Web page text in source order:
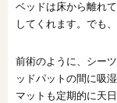
ベッドは床から離れ
してくれます。でも、
前術のように、シー
ッドパットの間に吸
マットも定期的に天